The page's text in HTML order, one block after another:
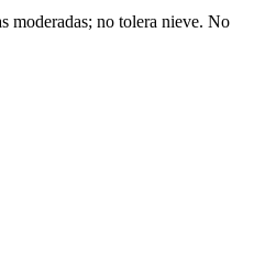
moderadas; no tolera nieve. No